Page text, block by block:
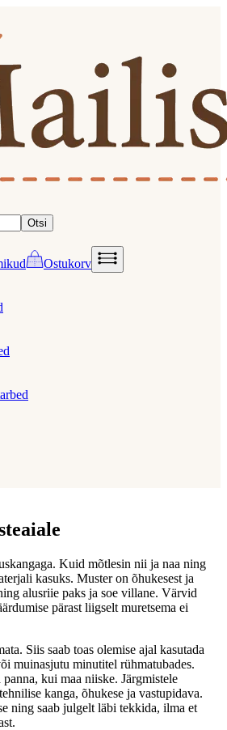
Otsi
Ostukorv
Kuid mõtlesin nii ja naa ning
kasuks. Muster on õhukesest ja
alusriie paks ja soe villane. Värvid
pärast liigselt muretsema ei
Siis saab toas olemise ajal kasutada
muinasjutu minutitel rühmatubades.
kui maa niiske. Järgmistele
kanga, õhukese ja vastupidava.
ning saab julgelt läbi tekkida, ilma et